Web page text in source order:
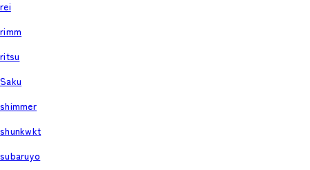
rei
rimm
ritsu
Saku
shimmer
shunkwkt
subaruyo